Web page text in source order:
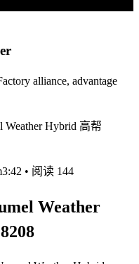
alliance, advantage
• 阅读 144
Weather